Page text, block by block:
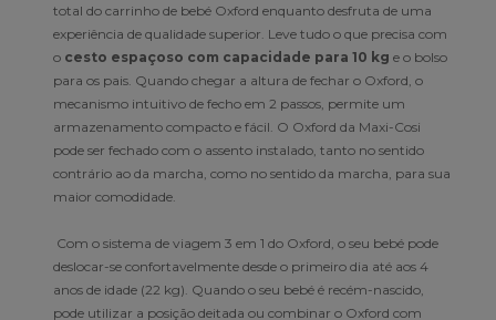
total do carrinho de bebé Oxford enquanto desfruta de uma
experiência de qualidade superior. Leve tudo o que precisa com
o cesto espaçoso com capacidade para 10 kg e o bolso
para os pais. Quando chegar a altura de fechar o Oxford, o
mecanismo intuitivo de fecho em 2 passos, permite um
armazenamento compacto e fácil. O Oxford da Maxi-Cosi
pode ser fechado com o assento instalado, tanto no sentido
contrário ao da marcha, como no sentido da marcha, para sua
maior comodidade.
Com o sistema de viagem 3 em 1 do Oxford, o seu bebé pode
deslocar-se confortavelmente desde o primeiro dia até aos 4
anos de idade (22 kg). Quando o seu bebé é recém-nascido,
pode utilizar a posição deitada ou combinar o Oxford com